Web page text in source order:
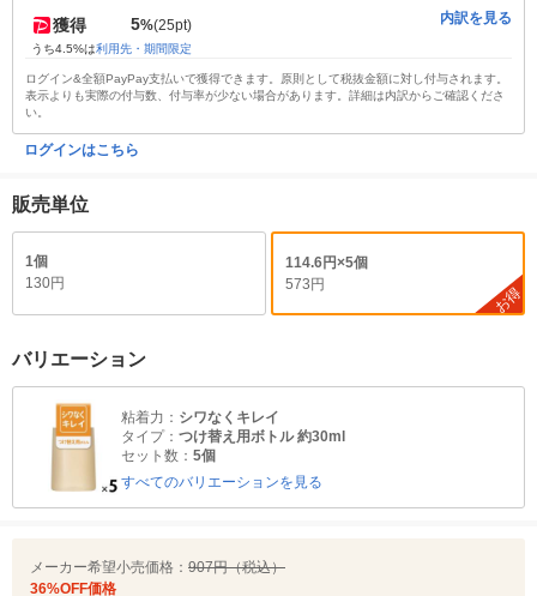
獲得 5%(25pt)
うち4.5%は利用先・期間限定
内訳を見る
ログイン&全額PayPay支払いで獲得できます。原則として税抜金額に対し付与されます。
表示よりも実際の付与数、付与率が少ない場合があります。詳細は内訳からご確認くださ
い。
ログインはこちら
販売単位
1個
130円
114.6円×5個
573円
お得
バリエーション
粘着力： シワなくキレイ
タイプ： つけ替え用ボトル 約30ml
セット数： 5個
すべてのバリエーションを見る
メーカー希望小売価格： 907円（税込）
36%OFF価格